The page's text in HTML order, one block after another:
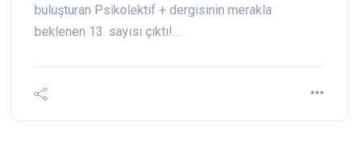
buluşturan Psikolektif + dergisinin merakla
beklenen 13. sayısı çıktı!…